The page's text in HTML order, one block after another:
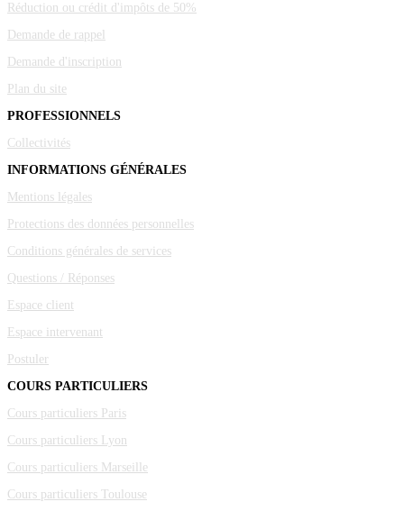
Réduction ou crédit d'impôts de 50%
Demande de rappel
Demande d'inscription
Plan du site
PROFESSIONNELS
Collectivités
INFORMATIONS GÉNÉRALES
Mentions légales
Protections des données personnelles
Conditions générales de services
Questions / Réponses
Espace client
Espace intervenant
Postuler
COURS PARTICULIERS
Cours particuliers Paris
Cours particuliers Lyon
Cours particuliers Marseille
Cours particuliers Toulouse